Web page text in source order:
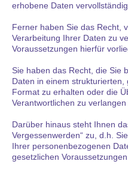
erhobene Daten
Ferner haben Sie das Recht,
Verarbeitung Ihrer Daten zu
Voraussetzungen hierfür
Sie haben das Recht, die Sie
Daten in einem
Format zu erhalten oder die
Verantwortlichen zu verlangen
Darüber hinaus steht Ihnen
Vergessenwerden“ zu, d.h.
Ihrer personenbezogenen
gesetzlichen